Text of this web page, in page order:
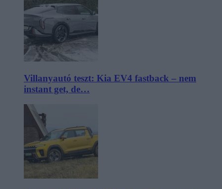
Villanyautó teszt: Kia EV4 fastback – nem
instant get, de…